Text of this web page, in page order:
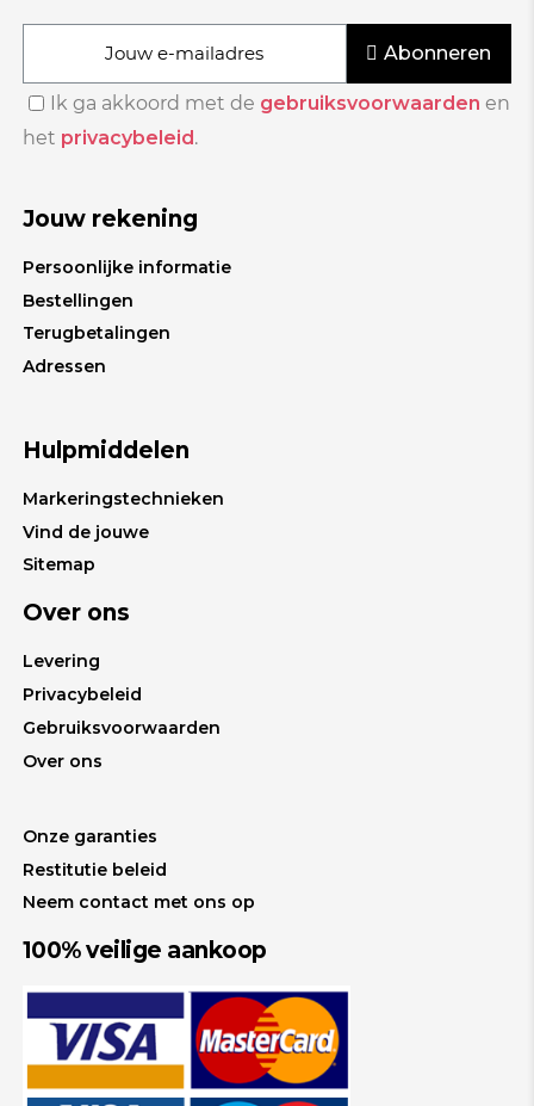
Abonneren
Ik ga akkoord met de gebruiksvoorwaarden en
het privacybeleid.
Jouw rekening
Persoonlijke informatie
Bestellingen
Terugbetalingen
Adressen
Hulpmiddelen
Markeringstechnieken
Vind de jouwe
Sitemap
Over ons
Levering
Privacybeleid
Gebruiksvoorwaarden
Over ons
Onze garanties
Restitutie beleid
Neem contact met ons op
100% veilige aankoop